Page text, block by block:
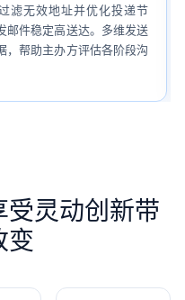
滤无效地址并优化投递节
邮件稳定高送达。多维发送
，帮助主办方评估各阶段沟
灵动创新带
变